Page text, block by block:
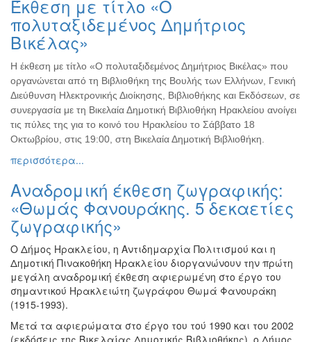
Ζωγραφική
Φωτογραφία
Τραγούδι
Μουσική
Κινηματογράφος
Χορός
Θέατρο
Παζάρι
Συνέδρια
Ημερίδες
-
Διημερίδες
Σεμινάρια-
Διαλέξεις-
Ομιλίες
Διάφορες
Εκθέσεις
Έκθεση με τίτλο «Ο
πολυταξιδεμένος Δημήτριος
Βικέλας»
Η έκθεση με τίτλο «Ο πολυταξιδεμένος Δημήτριος Βικέλας» που
οργανώνεται από τη Βιβλιοθήκη της Βουλής των Ελλήνων, Γενική
Διεύθυνση Ηλεκτρονικής Διοίκησης, Βιβλιοθήκης και Εκδόσεων, σε
συνεργασία με τη Βικελαία Δημοτική Βιβλιοθήκη Ηρακλείου ανοίγει
τις πύλες της για το κοινό του Ηρακλείου το Σάββατο 18
Οκτωβρίου, στις 19:00, στη Βικελαία Δημοτική Βιβλιοθήκη.
περισσότερα...
Αναδρομική έκθεση ζωγραφικής:
«Θωμάς Φανουράκης. 5 δεκαετίες
ζωγραφικής»
Ο Δήμος Ηρακλείου, η Αντιδημαρχία Πολιτισμού και η
Δημοτική Πινακοθήκη Ηρακλείου διοργανώνουν την πρώτη
μεγάλη αναδρομική έκθεση αφιερωμένη στο έργο του
σημαντικού Ηρακλειώτη ζωγράφου Θωμά Φανουράκη
(1915-1993).
Μετά τα αφιερώματα στο έργο του τού 1990 και του 2002
(εκδόσεις της Βικελαίας Δημοτικής Βιβλιοθήκης), ο Δήμος